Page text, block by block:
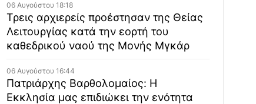
06 Αυγούστου 18:18
Τρεις αρχιερείς προέστησαν της Θείας
Λειτουργίας κατά την εορτή του
καθεδρικού ναού της Μονής Μγκάρ
06 Αυγούστου 16:44
Πατριάρχης Βαρθολομαίος: Η
Εκκλησία μας επιδιώκει την ενότητα